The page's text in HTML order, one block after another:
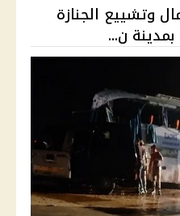
وتشييع الجنازة
ن...